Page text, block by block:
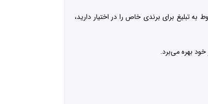
تبلیغ برای برندی خاص را در اختیار دارید،
بهره می‌برد.